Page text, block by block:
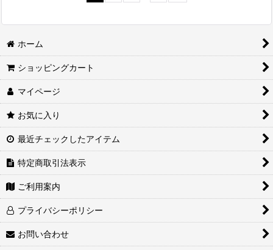
ホーム
ショッピングカート
マイページ
お気に入り
最近チェックしたアイテム
特定商取引法表示
ご利用案内
プライバシーポリシー
お問い合わせ